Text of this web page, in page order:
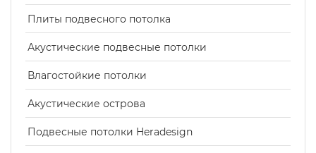
Плиты подвесного потолка
Акустические подвесные потолки
Влагостойкие потолки
Акустические острова
Подвесные потолки Heradesign